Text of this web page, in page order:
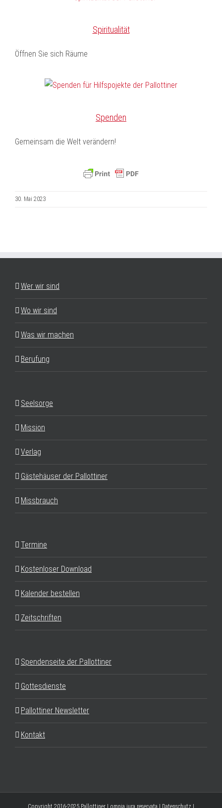
Spiritualität
Öffnen Sie sich Räume
Spenden
Gemeinsam die Welt verändern!
30. Mai 2023
Wer wir sind
Wo wir sind
Was wir machen
Berufung
Seelsorge
Mission
Verlag
Gästehäuser der Pallottiner
Missbrauch
Termine
Kostenloser Download
Kalender bestellen
Zeitschriften
Spendenseite der Pallottiner
Gottesdienste
Pallottiner Newsletter
Kontakt
Copyright 2016-2025 Pallottiner | omnia iura reservata | Datenschutz